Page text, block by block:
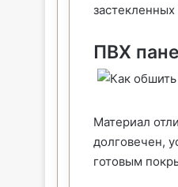
ПВХ
Материал
долговечен,
готовым